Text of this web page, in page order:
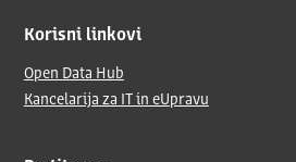
Korisni linkovi
Open Data Hub
Kancelarija za IT in eUpravu